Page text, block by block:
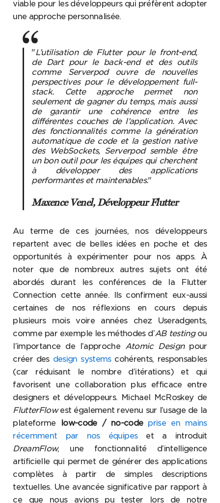
viable pour les développeurs qui préfèrent adopter
une approche personnalisée.
"L’utilisation de Flutter pour le front-end,
de Dart pour le back-end et des outils
comme Serverpod ouvre de nouvelles
perspectives pour le développement full-
stack. Cette approche permet non
seulement de gagner du temps, mais aussi
de garantir une cohérence entre les
différentes couches de l’application. Avec
des fonctionnalités comme la génération
automatique de code et la gestion native
des WebSockets, Serverpod semble être
un bon outil pour les équipes qui cherchent
à développer des applications
performantes et maintenables."
Maxence Venel, Développeur Flutter
Au terme de ces journées, nos développeurs
repartent avec de belles idées en poche et des
opportunités à expérimenter pour nos apps. À
noter que de nombreux autres sujets ont été
abordés durant les conférences de la Flutter
Connection cette année. Ils confirment eux-aussi
certaines de nos réflexions en cours depuis
plusieurs mois voire années chez Useradgents,
comme par exemple les méthodes d’AB testingou
l’importance de l’approche Atomic Designpour
créer des design systemscohérents, responsables
(car réduisant le nombre d’itérations) et qui
favorisent une collaboration plus efficace entre
designers et développeurs. Michael McRoskey de
FlutterFlowest également revenu sur l’usage de la
plateforme
low-code / no-code prise en mains
récemment par nos équipes et a introduit
DreamFlow, une fonctionnalité d’intelligence
artificielle qui permet de générer des applications
complètes à partir de simples descriptions
textuelles. Une avancée significative par rapport à
ce que nous avions pu tester lors de notre